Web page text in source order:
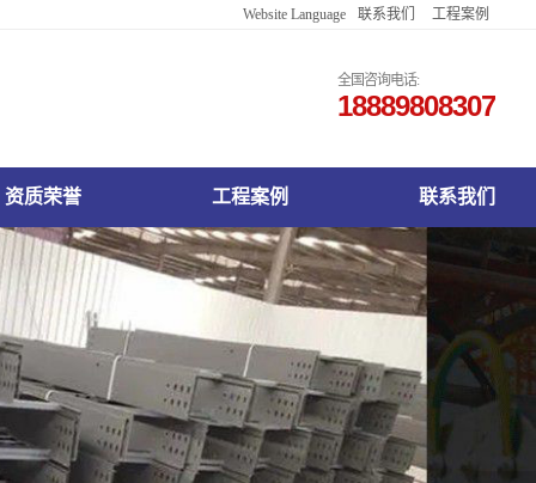
Website Language
日本語
Español
Deutsch
اللغة العربية
Việt Nam
联系我们 工程案例
全国咨询电话:
18889808307
资质荣誉 工程案例 联系我们